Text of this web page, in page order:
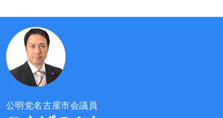
公明党名古屋市会議員